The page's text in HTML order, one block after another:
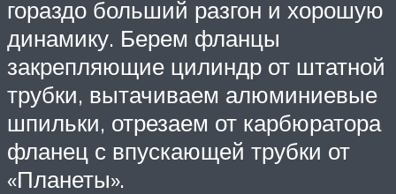
гораздо больший разгон и хорошую
динамику. Берем фланцы
закрепляющие цилиндр от штатной
трубки, вытачиваем алюминиевые
шпильки, отрезаем от карбюратора
фланец с впускающей трубки от
«Планеты».